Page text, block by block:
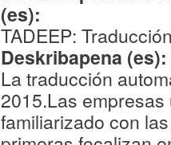
(es):
TADEEP:
Deskribapena (es):
La traducción
2015.Las
familiarizado con